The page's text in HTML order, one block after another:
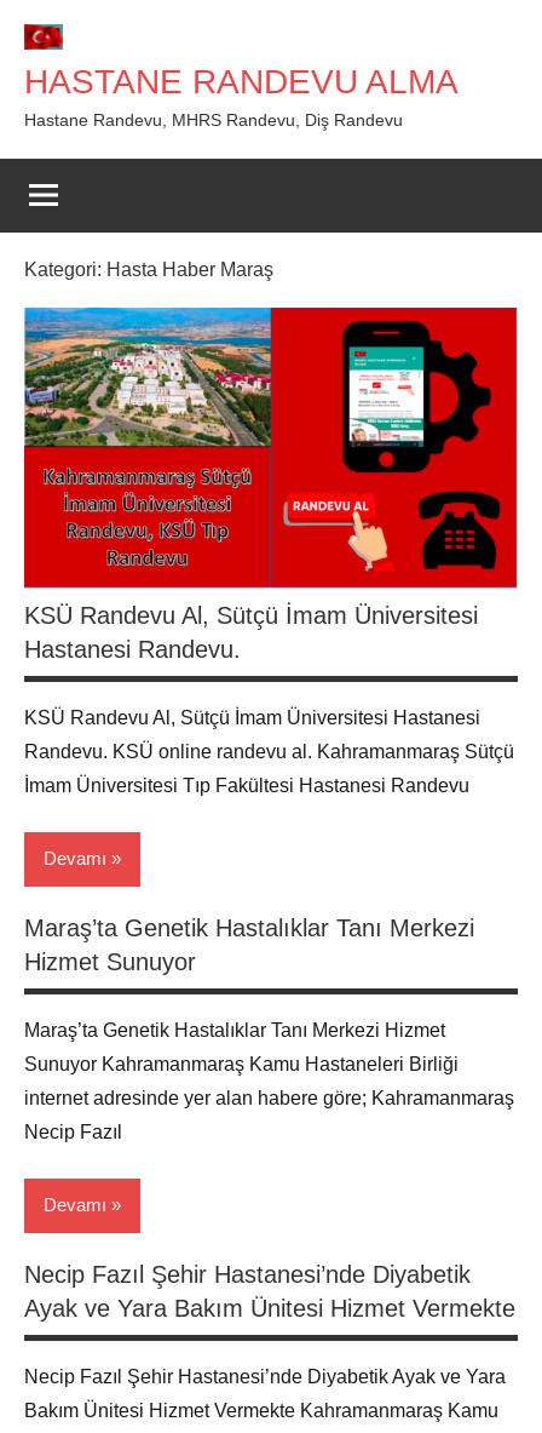
geç
HASTANE RANDEVU ALMA
Hastane Randevu, MHRS Randevu, Diş Randevu
Kategori: Hasta Haber Maraş
KSÜ Randevu Al, Sütçü İmam Üniversitesi
Hastanesi Randevu.
KSÜ Randevu Al, Sütçü İmam Üniversitesi Hastanesi
Randevu. KSÜ online randevu al. Kahramanmaraş Sütçü
İmam Üniversitesi Tıp Fakültesi Hastanesi Randevu
Devamı
Hasta
Haber
Maraş
Maraş’ta Genetik Hastalıklar Tanı Merkezi
Hizmet Sunuyor
Maraş’ta Genetik Hastalıklar Tanı Merkezi Hizmet
Sunuyor Kahramanmaraş Kamu Hastaneleri Birliği
internet adresinde yer alan habere göre; Kahramanmaraş
Necip Fazıl
Devamı
Hasta
Haber
Maraş
Necip Fazıl Şehir Hastanesi’nde Diyabetik
Ayak ve Yara Bakım Ünitesi Hizmet Vermekte
Necip Fazıl Şehir Hastanesi’nde Diyabetik Ayak ve Yara
Bakım Ünitesi Hizmet Vermekte Kahramanmaraş Kamu